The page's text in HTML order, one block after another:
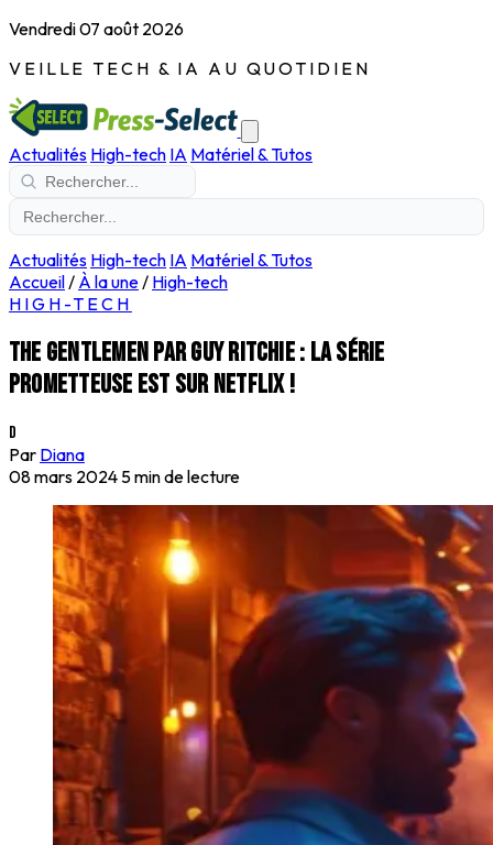
Vendredi 07 août 2026
VEILLE TECH & IA AU QUOTIDIEN
Actualités High-tech IA Matériel & Tutos
Actualités High-tech IA Matériel & Tutos
Accueil/ À la une/ High-tech
HIGH-TECH
The Gentlemen par Guy Ritchie : la série
prometteuse est sur Netflix !
D
Par Diana
08 mars 2024 5 min de lecture